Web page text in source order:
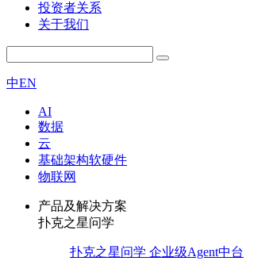
投资者关系
关于我们
中EN
AI
数据
云
基础架构软硬件
物联网
产品及解决方案
扑克之星问学
扑克之星问学 企业级Agent中台